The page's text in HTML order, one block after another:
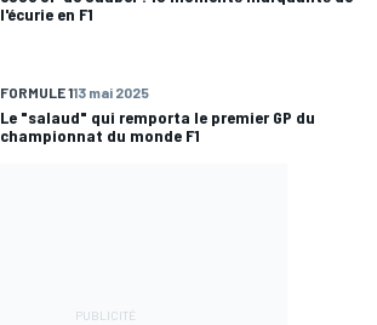
l'écurie en F1
FORMULE 113 mai 2025
Le "salaud" qui remporta le premier GP du
championnat du monde F1